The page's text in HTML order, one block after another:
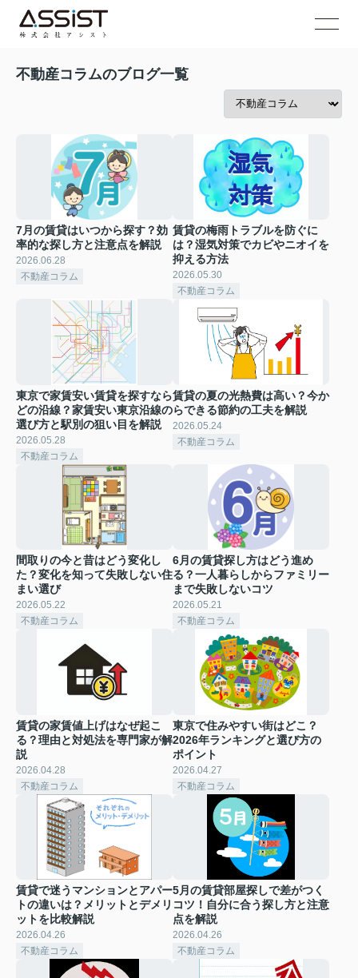
不動産コラムのブログ一覧
7月の賃貸はいつから探す？効
率的な探し方と注意点を解説
2026.06.28
不動産コラム
賃貸の梅雨トラブルを防ぐに
は？湿気対策でカビやニオイを
抑える方法
2026.05.30
不動産コラム
東京で家賃安い賃貸を探すなら
どの沿線？家賃安い東京沿線の
選び方と駅別の狙い目を解説
2026.05.28
不動産コラム
賃貸の夏の光熱費は高い？今か
らできる節約の工夫を解説
2026.05.24
不動産コラム
間取りの今と昔はどう変化し
た？変化を知って失敗しない住
まい選び
2026.05.22
不動産コラム
6月の賃貸探し方はどう進め
る？一人暮らしからファミリー
まで失敗しないコツ
2026.05.21
不動産コラム
賃貸の家賃値上げはなぜ起こ
る？理由と対処法を専門家が解
説
2026.04.28
不動産コラム
東京で住みやすい街はどこ？
2026年ランキングと選び方の
ポイント
2026.04.27
不動産コラム
賃貸で迷うマンションとアパー
トの違いは？メリットとデメリ
ットを比較解説
2026.04.26
不動産コラム
5月の賃貸部屋探しで差がつく
コツ！自分に合う探し方と注意
点を解説
2026.04.26
不動産コラム